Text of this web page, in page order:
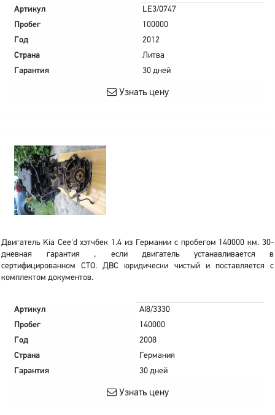
Артикул
LE3/0747
Пробег
100000
Год
2012
Страна
Литва
Гарантия
30 дней
Узнать цену
Двигатель Kia Cee'd хэтчбек 1.4 из Германии с пробегом 140000 км. 30-
дневная гарантия , если двигатель устанавливается в
сертифицированном СТО. ДВС юридически чистый и поставляется с
комплектом документов.
Артикул
AI8/3330
Пробег
140000
Год
2008
Страна
Германия
Гарантия
30 дней
Узнать цену